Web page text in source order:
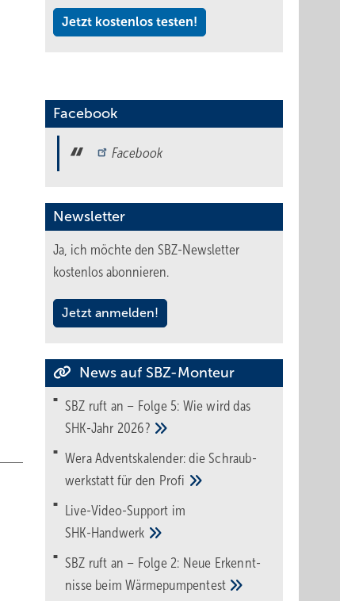
Jetzt kostenlos testen!
Facebook
Facebook
Newsletter
Ja, ich möchte den SBZ-Newsletter
kostenlos abonnieren.
Jetzt anmelden!
News auf SBZ-Monteur
SBZ ruft an – Folge 5: Wie wird das
SHK-Jahr 2026?
Wera Adventskalender: die Schraub­
werk­statt für den Pro­fi
Live-Video-Support im
SHK-Handwerk
SBZ ruft an – Folge 2: Neue Erkennt­
nisse beimWärme­pumpen­test